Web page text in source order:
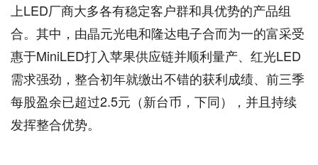
上LED厂商大多各有稳定客户群和具优势的产品组
合。其中，由晶元光电和隆达电子合而为一的富采受
惠于MiniLED打入苹果供应链并顺利量产、红光LED
需求强劲，整合初年就缴出不错的获利成绩、前三季
每股盈余已超过2.5元（新台币，下同），并且持续
发挥整合优势。